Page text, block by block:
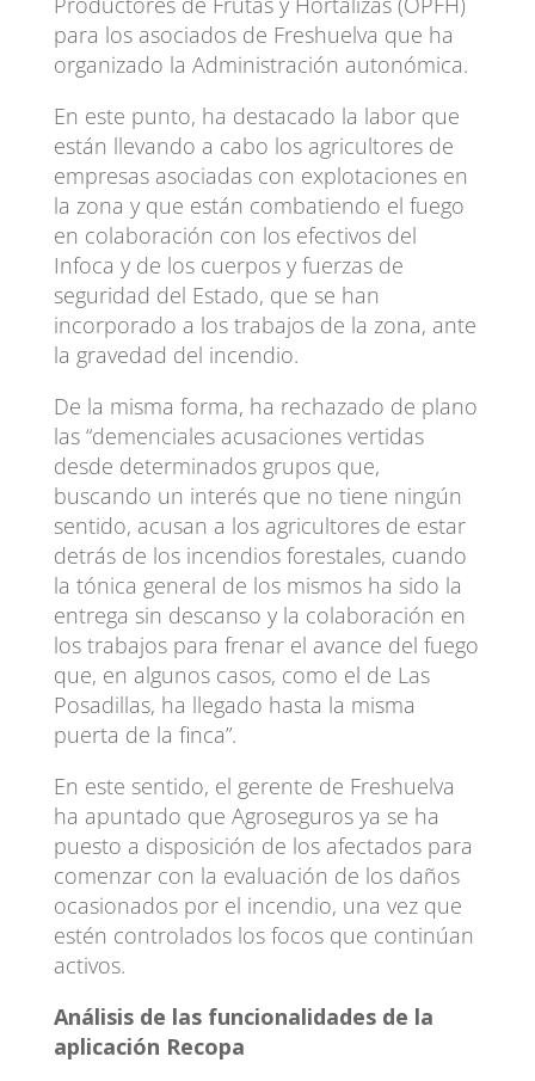
para los asociados de Freshuelva que ha
organizado la Administración autonómica.
En este punto, ha destacado la labor que
están llevando a cabo los agricultores de
empresas asociadas con explotaciones en
la zona y que están combatiendo el fuego
en colaboración con los efectivos del
Infoca y de los cuerpos y fuerzas de
seguridad del Estado, que se han
incorporado a los trabajos de la zona, ante
la gravedad del incendio.
De la misma forma, ha rechazado de plano
las “demenciales acusaciones vertidas
desde determinados grupos que,
buscando un interés que no tiene ningún
sentido, acusan a los agricultores de estar
detrás de los incendios forestales, cuando
la tónica general de los mismos ha sido la
entrega sin descanso y la colaboración en
los trabajos para frenar el avance del fuego
que, en algunos casos, como el de Las
Posadillas, ha llegado hasta la misma
puerta de la finca”.
En este sentido, el gerente de Freshuelva
ha apuntado que Agroseguros ya se ha
puesto a disposición de los afectados para
comenzar con la evaluación de los daños
ocasionados por el incendio, una vez que
estén controlados los focos que continúan
activos.
Análisis de las funcionalidades de la
aplicación Recopa